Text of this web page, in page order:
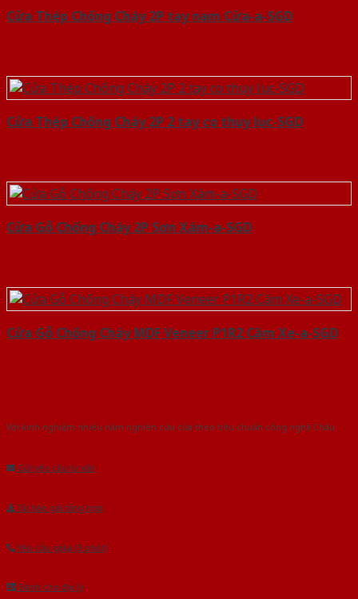
Cửa Thép Chống Cháy 2P tay nam Cửa-a-SGD
Cửa Thép Chống Cháy 2P 2 tay co thuy luc-SGD
Cửa Gỗ Chống Cháy 2P Sơn Xám-a-SGD
Cửa Gỗ Chống Cháy MDF Veneer P1R2 Căm Xe-a-SGD
Với kinh nghiệm nhiêu năm nghiên cứu cửa theo tiêu chuẩn công nghệ Châu
Gửi yêu cầu tư vấn
Tải báo giá tổng hợp
Yêu cầu gọi lại (3 phút)
Dành cho đại lý